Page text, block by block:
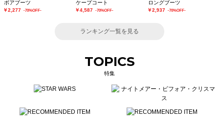
ボアブーツ
￥2,277 -70%OFF-
ケープコート
￥4,587 -70%OFF-
ロングブーツ
￥2,937 -70%OFF-
ランキング一覧を見る
TOPICS
特集